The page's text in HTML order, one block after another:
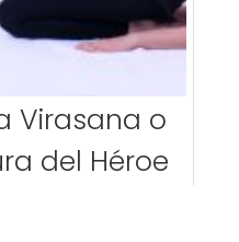
Virasana o
del Héroe